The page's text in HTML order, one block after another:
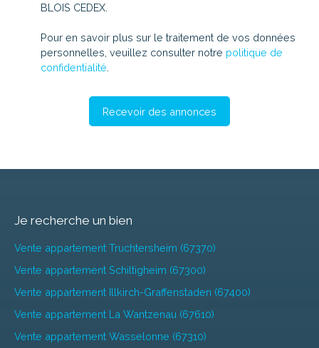
BLOIS CEDEX.
Pour en savoir plus sur le traitement de vos données
personnelles, veuillez consulter notre politique de
confidentialité
Recevoir des annonces
Je recherche un bien
Vente appartement Truchtersheim (67370)
Vente appartement Schiltigheim (67300)
Vente appartement Illkirch-Graffenstaden (67400)
Vente appartement La Wantzenau (67610)
Vente appartement Wasselonne (67310)